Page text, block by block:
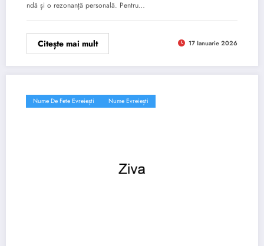
ndă și o rezonanță personală. Pentru…
Citește mai mult 17 Ianuarie 2026
Nume De Fete Evreiești Nume Evreiești